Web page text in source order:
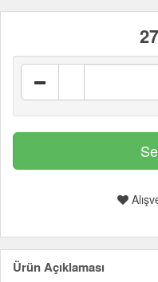
Ürün Açıklaması